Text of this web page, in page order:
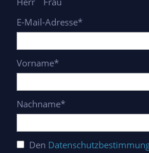
E-Mail-Adresse*
Vorname*
Nachname*
Den